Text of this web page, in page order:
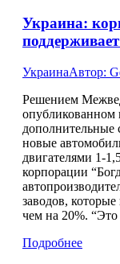
Украина:
УкраинаАвтор:
Решением
опубликованном
новые
двигателями 1-
корпорации
заводов,
чем на 20%.
Подробнее